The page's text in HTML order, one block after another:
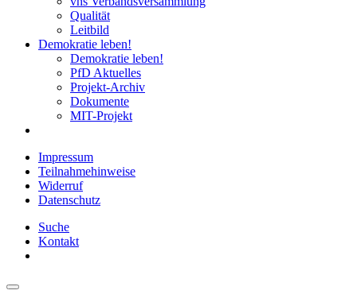
Qualität
Leitbild
Demokratie leben!
Demokratie leben!
PfD Aktuelles
Projekt-Archiv
Dokumente
MIT-Projekt
Impressum
Teilnahmehinweise
Widerruf
Datenschutz
Suche
Kontakt